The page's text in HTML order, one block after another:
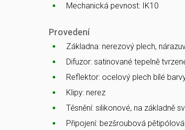
Mechanická pevnost: IK10
Provedení
Základna: nerezový plech,
Difuzor: satinované tepelně
Reflektor: ocelový plech bílé
Klipy: nerez
Těsnění: silikonové, na základně
Připojení: bezšroubová